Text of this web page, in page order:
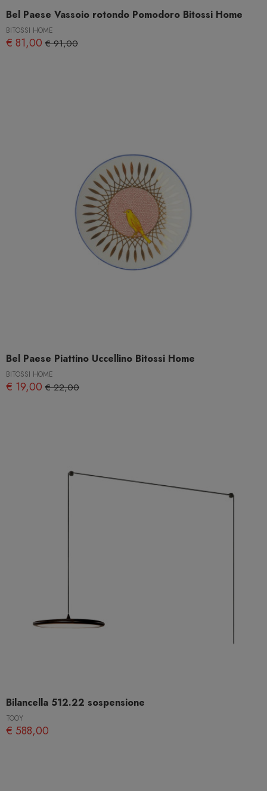
Bel Paese Vassoio rotondo Pomodoro Bitossi Home
BITOSSI HOME
€ 81,00 € 91,00
Bel Paese Piattino Uccellino Bitossi Home
BITOSSI HOME
€ 19,00 € 22,00
Bilancella 512.22 sospensione
TOOY
€ 588,00